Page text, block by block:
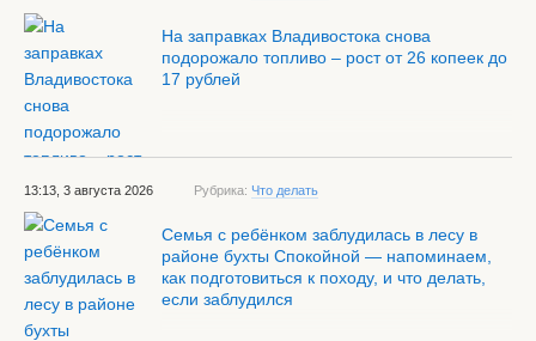
На заправках Владивостока снова
подорожало топливо – рост от 26 копеек до
17 рублей
13:13, 3 августа 2026 Рубрика: Что делать
Семья с ребёнком заблудилась в лесу в
районе бухты Спокойной — напоминаем,
как подготовиться к походу, и что делать,
если заблудился